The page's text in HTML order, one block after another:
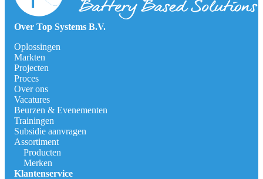
Over Top Systems B.V.
Oplossingen
Markten
Projecten
Proces
Over ons
Vacatures
Beurzen & Evenementen
Trainingen
Subsidie aanvragen
Assortiment
Producten
Merken
Klantenservice